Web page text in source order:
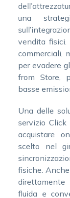
una
vendita fisici.
commerciali,
per evadere
from Store,
basse
Una delle
servizio
acquistare
scelto nel
fisiche.
direttamente
fluida e